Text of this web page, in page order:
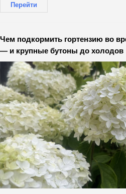
Перейти
Чем подкормить гортензию во
— и крупные бутоны до холодов